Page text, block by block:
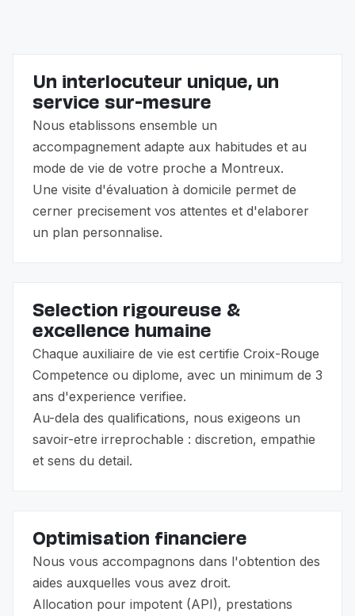
Un interlocuteur unique, un
service sur-mesure
Nous etablissons ensemble un
accompagnement adapte aux habitudes et au
mode de vie de votre proche a Montreux.
Une visite d'évaluation à domicile permet de
cerner precisement vos attentes et d'elaborer
un plan personnalise.
Selection rigoureuse &
excellence humaine
Chaque auxiliaire de vie est certifie Croix-Rouge
Competence ou diplome, avec un minimum de 3
ans d'experience verifiee.
Au-dela des qualifications, nous exigeons un
savoir-etre irreprochable : discretion, empathie
et sens du detail.
Optimisation financiere
Nous vous accompagnons dans l'obtention des
aides auxquelles vous avez droit.
Allocation pour impotent (API), prestations